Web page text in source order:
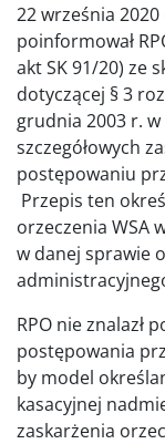
22 września
poinformował
akt SK 91/20) ze
dotyczącej § 3
grudnia 2003 r.
szczegółowych
postępowaniu
Przepis ten
orzeczenia WSA
w danej sprawie
RPO nie znalazł
postępowania
by model
kasacyjnej
zaskarżenia